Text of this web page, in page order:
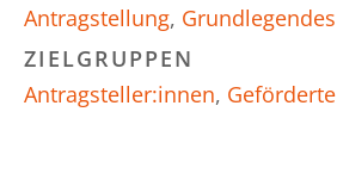
Antragstellung, Grundlegendes
ZIELGRUPPEN
Antragsteller:innen, Geförderte